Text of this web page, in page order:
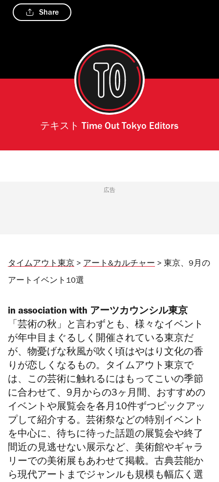
Share
テキスト Time Out Tokyo Editors
広告
タイムアウト東京 > アート&カルチャー > 東京、9月の
アートイベント10選
in association with アーツカウンシル東京
「芸術の秋」と言わずとも、様々なイベント
が年中目まぐるしく開催されている東京だ
が、物憂げな秋風が吹く頃はやはり文化の香
りが恋しくなるもの。タイムアウト東京で
は、この芸術に触れるにはもってこいの季節
に合わせて、9月からの3ヶ月間、おすすめの
イベントや展覧会を各月10件ずつピックアッ
プして紹介する。芸術祭などの特別イベント
を中心に、待ちに待った話題の展覧会や終了
間近の見逃せない展示など、美術館やギャラ
リーでの美術展もあわせて掲載。古典芸能か
ら現代アートまでジャンルも規模も幅広く選